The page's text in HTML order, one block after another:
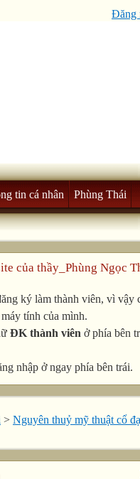
Đăng
tin cá nhân Phùng Thái
của thầy_Phùng Ngọc
ký làm thành viên, vì vậy
tính của mình.
ĐK thành viên ở phía bên
nhập ở ngay phía bên trái.
> Nguyên thuỷ mỹ thuật cổ